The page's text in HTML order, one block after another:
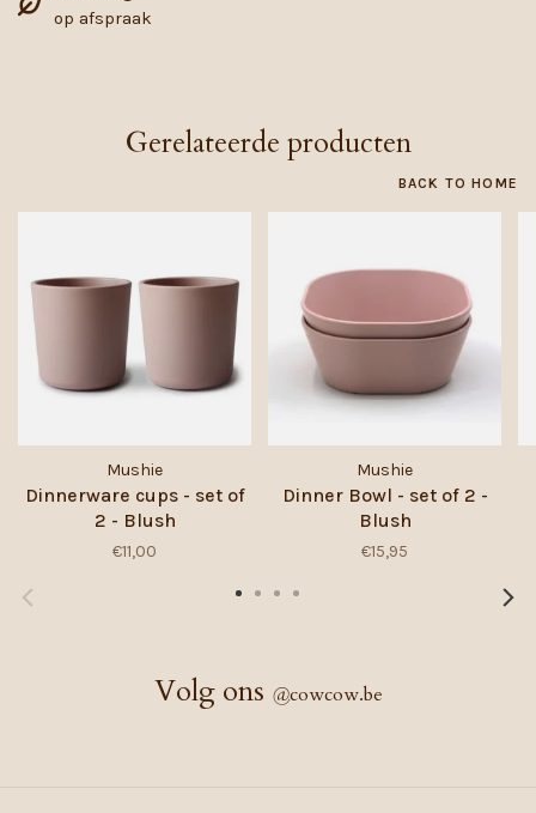
op afspraak
Gerelateerde producten
BACK TO HOME
Mushie
Dinnerware cups - set of
2 - Blush
€11,00
Mushie
Dinner Bowl - set of 2 -
Blush
€15,95
Volg ons @cowcow.be